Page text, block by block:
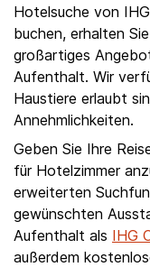
Hotelsuche von
buchen, erhalten
großartiges
Aufenthalt. Wir
Haustiere erlaubt
Annehmlichkeiten.
Geben Sie Ihre
für Hotelzimmer
erweiterten
gewünschten
Aufenthalt als IHG
außerdem